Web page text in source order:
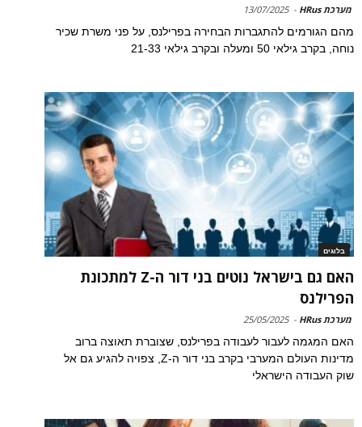
מערכת HRus -
13/07/2025
מהם הגורמים להתגברות הבחירה בפרילנס, על פני משרת שכיר
נוחה, בקרב גילאי 50 ומעלה ובקרב גילאי 21-33
בלוגים
האם גם בישראל נוטים בני דור ה-Z למתכונת
הפרילנס
מערכת HRus -
25/05/2025
האם המגמה לעבור לעבודה בפרילנס, שצוברת תאוצה ברוב
מדינות העולם המערבי בקרב בני דור ה-Z, צפויה להגיע גם אל
שוק העבודה הישראלי